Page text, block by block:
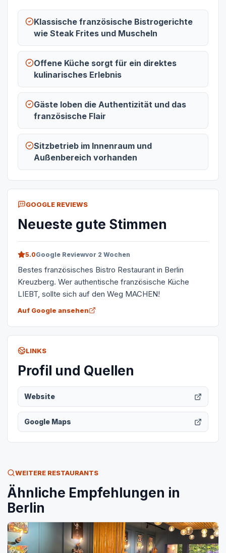
Klassische französische Bistrogerichte
wie Steak Frites und Muscheln
Offene Küche sorgt für ein direktes
kulinarisches Erlebnis
Gäste loben die Authentizität und das
französische Flair
Sitzbetrieb im Innenraum und
Außenbereich vorhanden
GOOGLE REVIEWS
Neueste gute Stimmen
5.0Google Reviewvor 2 Wochen
Bestes französisches Bistro Restaurant in Berlin
Kreuzberg. Wer authentische französische Küche
LIEBT, sollte sich auf den Weg MACHEN!
Auf Google ansehen
LINKS
Profil und Quellen
Website
Google Maps
WEITERE RESTAURANTS
Ähnliche Empfehlungen in
Berlin